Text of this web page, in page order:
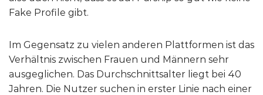
Fake Profile gibt.
Im Gegensatz zu vielen anderen Plattformen ist das
Verhältnis zwischen Frauen und Männern sehr
ausgeglichen. Das Durchschnittsalter liegt bei 40
Jahren. Die Nutzer suchen in erster Linie nach einer